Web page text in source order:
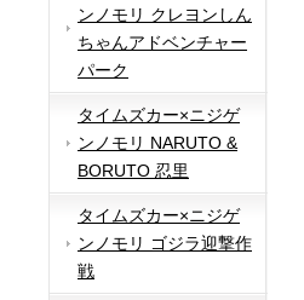
ンノモリ クレヨンしん
ちゃんアドベンチャー
パーク
タイムズカー×ニジゲ
ンノモリ NARUTO &
BORUTO 忍里
タイムズカー×ニジゲ
ンノモリ ゴジラ迎撃作
戦